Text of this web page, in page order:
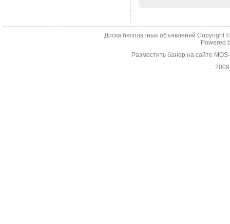
Доска бесплатных объявлений Copyright
Powered
Разместить банер на сайте